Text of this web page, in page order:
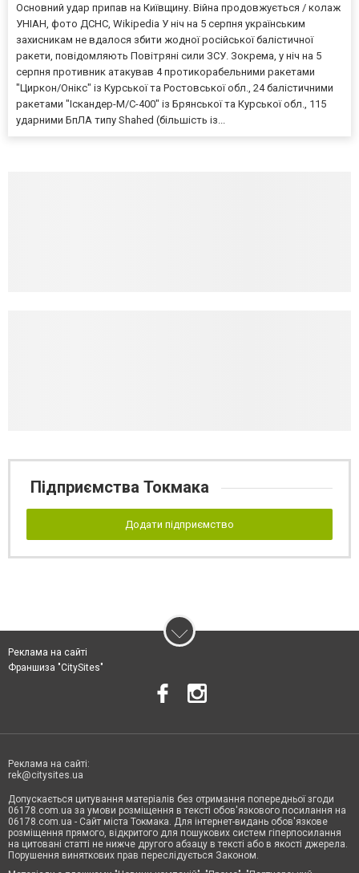
Основний удар припав на Київщину. Війна продовжується / колаж
УНІАН, фото ДСНС, Wikipedia У ніч на 5 серпня українським
захисникам не вдалося збити жодної російської балістичної
ракети, повідомляють Повітряні сили ЗСУ. Зокрема, у ніч на 5
серпня противник атакував 4 протикорабельними ракетами
"Циркон/Онікс" із Курської та Ростовської обл., 24 балістичними
ракетами "Іскандер-М/С-400" із Брянської та Курської обл., 115
ударними БпЛА типу Shahed (більшість із...
Підприємства Токмака
Додати підприємство
Реклама на сайті
Франшиза "CitySites"
Реклама на сайті:
rek@citysites.ua
Допускається цитування матеріалів без отримання попередньої згоди
06178.com.ua за умови розміщення в тексті обов'язкового посилання на
06178.com.ua - Сайт міста Токмака. Для інтернет-видань обов'язкове
розміщення прямого, відкритого для пошукових систем гіперпосилання
на цитовані статті не нижче другого абзацу в тексті або в якості джерела.
Порушення виняткових прав переслідується Законом.